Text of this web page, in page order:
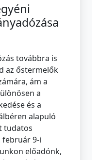
továbbra is
az őstermelők
ám a
a
és a
alapuló
tudatos
február 9-i
előadónk,